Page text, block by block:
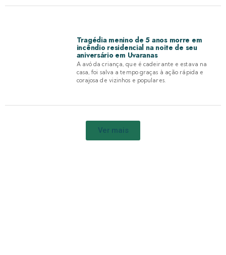
Tragédia menino de 5 anos morre em
incêndio residencial na noite de seu
aniversário em Uvaranas
A avó da criança, que é cadeirante e estava na
casa, foi salva a tempo graças à ação rápida e
corajosa de vizinhos e populares.
Ver mais